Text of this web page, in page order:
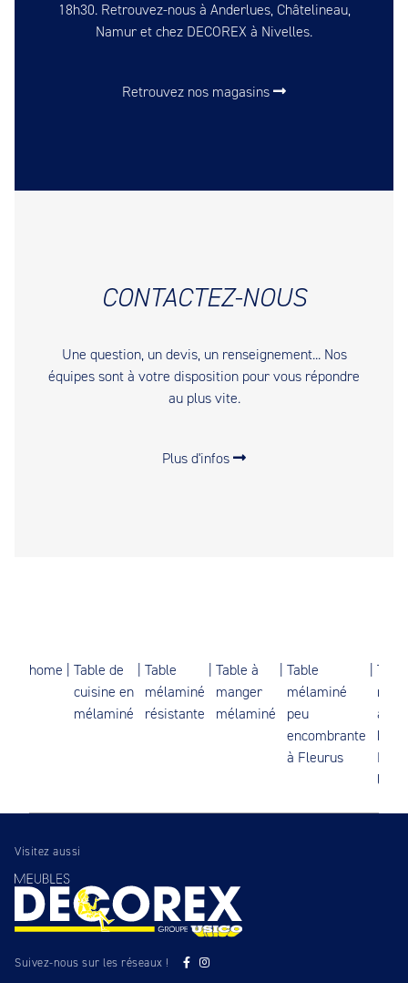
18h30. Retrouvez-nous à Anderlues, Châtelineau,
Namur et chez DECOREX à Nivelles.
Retrouvez nos magasins
CONTACTEZ-NOUS
Une question, un devis, un renseignement... Nos
équipes sont à votre disposition pour vous répondre
au plus vite.
Plus d'infos
home | Table de
cuisine en
mélaminé
| Table
mélaminé
résistante
| Table à
manger
mélaminé
| Table
mélaminé
peu
encombrante
à Fleurus
| Table
le-
Visitez aussi
Suivez-nous sur les réseaux !